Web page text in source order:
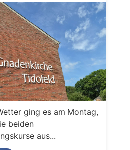
ging es am Montag,
beiden
aus...